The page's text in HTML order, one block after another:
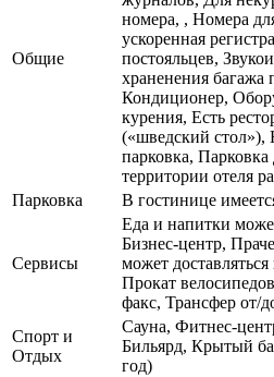
Общие
номера, , Номера
ускоренная
постояльцев,
храненения багажа
Кондиционер,
курения, Есть
(«шведский стол»),
парковка,
территории отеля
Парковка
В гостинице
Сервисы
Еда и напитки
Бизнес-центр,
может
Прокат
факс, Трансфер от/
Спорт и
Отдых
Сауна, Фитнес-
Бильярд, Крытый
год)